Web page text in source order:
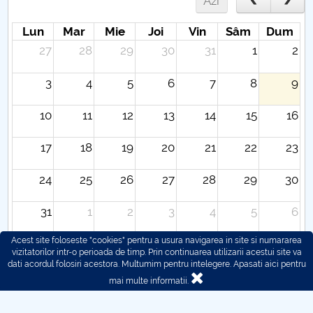
Hotărâri Senat din 14 noiembrie 2014
Hotarari Senat 28 noiembrie 2016
Lun Mar Mie Joi Vin Sâm
Dum
27
28 29 30 31 1 2
3 4 5 6 7 8 9
10 11 12 13 14 15 16
17 18 19 20 21 22 23
24 25 26 27 28 29 30
31 1 2 3 4 5 6
Acest site foloseste "cookies" pentru a usura navigarea in site si numararea
vizitatorilor intr-o perioada de timp. Prin continuarea utilizarii acestui site va
dati acordul folosiri acestora. Multumim pentru intelegere. Apasati aici pentru
mai multe informatii.